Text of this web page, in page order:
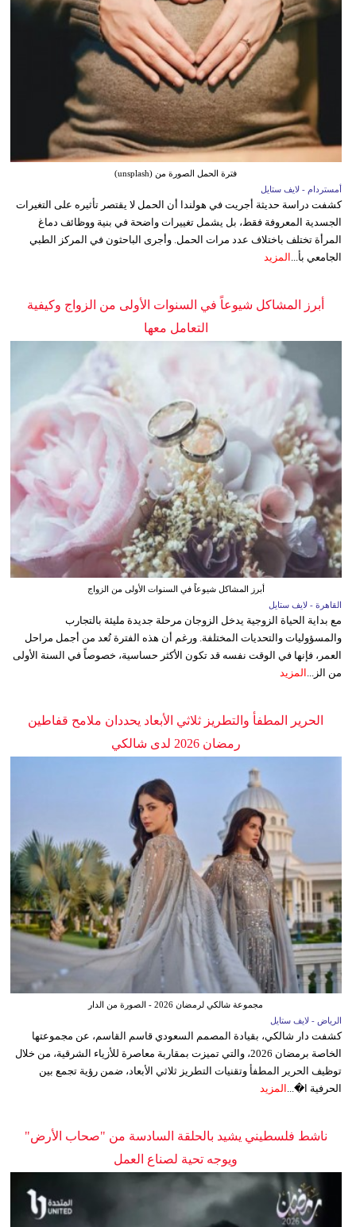
فترة الحمل الصورة من (unsplash)
أمستردام - لايف ستايل
كشفت دراسة حديثة أجريت في هولندا أن الحمل لا يقتصر تأثيره على التغيرات
الجسدية المعروفة فقط، بل يشمل تغييرات واضحة في بنية ووظائف دماغ
المرأة تختلف باختلاف عدد مرات الحمل. وأجرى الباحثون في المركز الطبي
الجامعي بأ... المزيد
أبرز المشاكل شيوعاً في السنوات الأولى من الزواج وكيفية
التعامل معها
أبرز المشاكل شيوعاً في السنوات الأولى من الزواج
القاهرة - لايف ستايل
مع بداية الحياة الزوجية يدخل الزوجان مرحلة جديدة مليئة بالتجارب
والمسؤوليات والتحديات المختلفة. ورغم أن هذه الفترة تُعد من أجمل مراحل
العمر، فإنها في الوقت نفسه قد تكون الأكثر حساسية، خصوصاً في السنة الأولى
من الز...
المزيد
الحرير المطفأ والتطريز ثلاثي الأبعاد يحددان ملامح قفاطين
رمضان 2026 لدى شالكي
مجموعة شالكي لرمضان 2026 - الصورة من الدار
الرياض - لايف ستايل
كشفت دار شالكي، بقيادة المصمم السعودي قاسم القاسم، عن مجموعتها
الخاصة برمضان 2026، والتي تميزت بمقاربة معاصرة للأزياء الشرقية، من خلال
توظيف الحرير المطفأ وتقنيات التطريز ثلاثي الأبعاد، ضمن رؤية تجمع بين
الحرفية ا�... المزيد
ناشط فلسطيني يشيد بالحلقة السادسة من "صحاب الأرض"
ويوجه تحية لصناع العمل